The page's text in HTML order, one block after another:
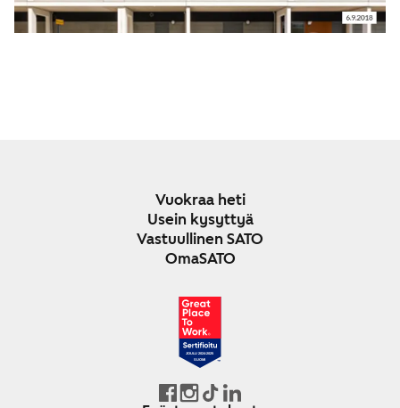
Vuokraa heti
Usein kysyttyä
Vastuullinen SATO
OmaSATO
JOULU 2024-2025
SUOMI